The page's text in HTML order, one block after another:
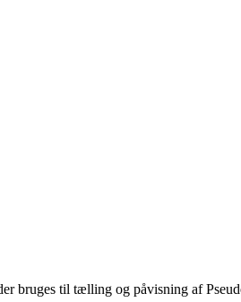
bruges til tælling og påvisning af